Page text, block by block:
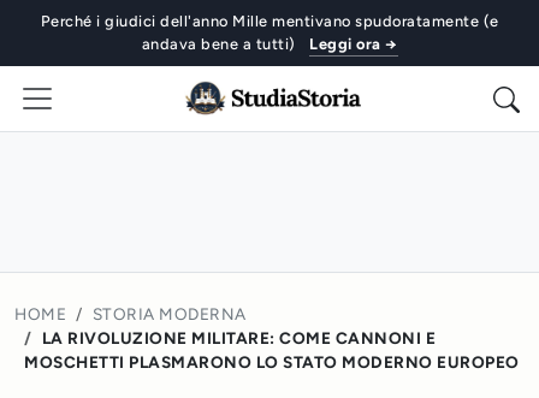
Perché i giudici dell'anno Mille mentivano spudoratamente (e
andava bene a tutti)
Leggi ora →
HOME
STORIA MODERNA
LA RIVOLUZIONE MILITARE: COME CANNONI E
MOSCHETTI PLASMARONO LO STATO MODERNO EUROPEO